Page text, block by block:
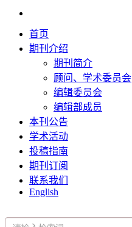
首页
期刊介绍
期刊简介
顾问、学术委员会
编辑委员会
编辑部成员
本刊公告
学术活动
投稿指南
期刊订阅
联系我们
English